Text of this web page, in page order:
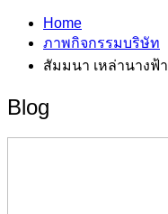
Home
ภาพกิจกรรมบริษัท
สัมมนา เหล่านางฟ้า
Blog